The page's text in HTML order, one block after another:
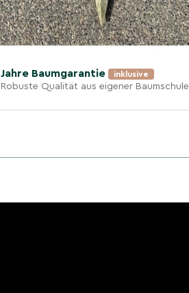
Jahre Baumgarantie inklusive
Robuste Qualität aus eigener Baumschule